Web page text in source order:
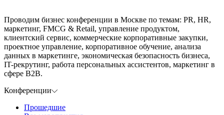
Проводим бизнес конференции в Москве по темам: PR, HR,
маркетинг, FMCG & Retail, управление продуктом,
клиентский сервис, коммерческие корпоративные закупки,
проектное управление, корпоративное обучение, анализа
данных в маркетинге, экономическая безопасность бизнеса,
IT-рекрутинг, работа персональных ассистентов, маркетинг в
сфере B2B.
Конференции
Прошедшие